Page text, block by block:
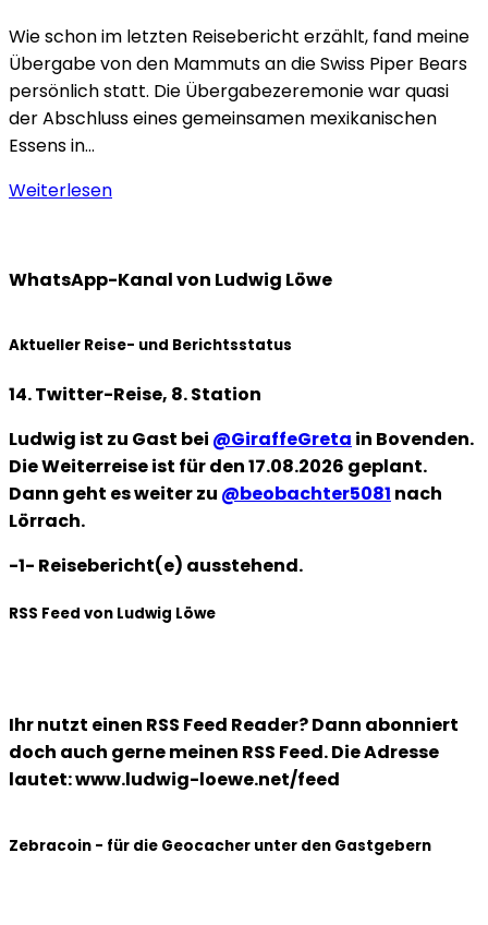
Wie schon im letzten Reisebericht erzählt, fand meine
Übergabe von den Mammuts an die Swiss Piper Bears
persönlich statt. Die Übergabezeremonie war quasi
der Abschluss eines gemeinsamen mexikanischen
Essens in…
Weiterlesen
WhatsApp-Kanal von Ludwig Löwe
Aktueller Reise- und Berichtsstatus
14. Twitter-Reise, 8. Station
Ludwig ist zu Gast bei @GiraffeGreta in Bovenden.
Die Weiterreise ist für den 17.08.2026 geplant.
Dann geht es weiter zu @beobachter5081 nach
Lörrach.
-1- Reisebericht(e) ausstehend.
RSS Feed von Ludwig Löwe
Ihr nutzt einen RSS Feed Reader? Dann abonniert
doch auch gerne meinen RSS Feed. Die Adresse
lautet: www.ludwig-loewe.net/feed
Zebracoin - für die Geocacher unter den Gastgebern